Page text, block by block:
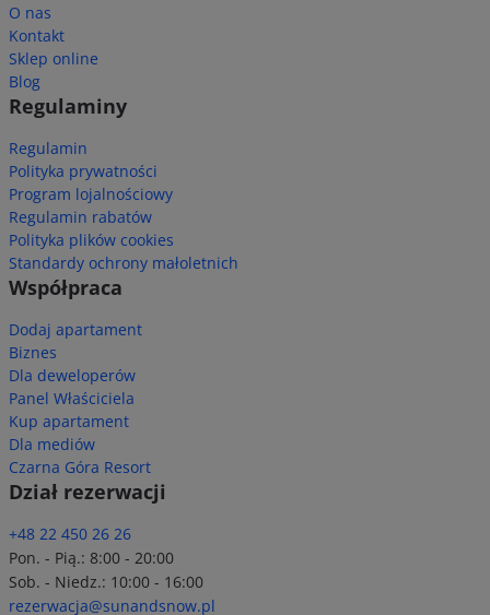
O nas
Kontakt
Sklep online
Blog
Regulaminy
Regulamin
Polityka prywatności
Program lojalnościowy
Regulamin rabatów
Polityka plików cookies
Standardy ochrony małoletnich
Współpraca
Dodaj apartament
Biznes
Dla deweloperów
Panel Właściciela
Kup apartament
Dla mediów
Czarna Góra Resort
Dział rezerwacji
+48 22 450 26 26
Pon. - Pią.: 8:00 - 20:00
Sob. - Niedz.: 10:00 - 16:00
rezerwacja@sunandsnow.pl